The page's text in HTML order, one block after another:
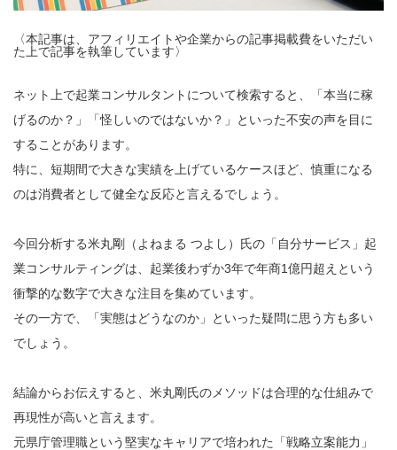
〈本記事は、アフィリエイトや企業からの記事掲載費をいただい
た上で記事を執筆しています〉
ネット上で起業コンサルタントについて検索すると、「本当に稼
げるのか？」「怪しいのではないか？」といった不安の声を目に
することがあります。
特に、短期間で大きな実績を上げているケースほど、慎重になる
のは消費者として健全な反応と言えるでしょう。
今回分析する米丸剛（よねまる つよし）氏の「自分サービス」起
業コンサルティングは、起業後わずか3年で年商1億円超えという
衝撃的な数字で大きな注目を集めています。
その一方で、「実態はどうなのか」といった疑問に思う方も多い
でしょう。
結論からお伝えすると、米丸剛氏のメソッドは合理的な仕組みで
再現性が高いと言えます。
元県庁管理職という堅実なキャリアで培われた「戦略立案能力」